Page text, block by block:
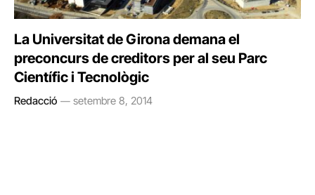
La Universitat de Girona demana el
preconcurs de creditors per al seu Parc
Científic i Tecnològic
Redacció setembre 8, 2014